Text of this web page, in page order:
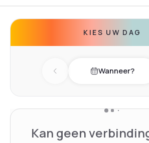
KIES UW DAG
Previous dayWanneer?
Kan geen